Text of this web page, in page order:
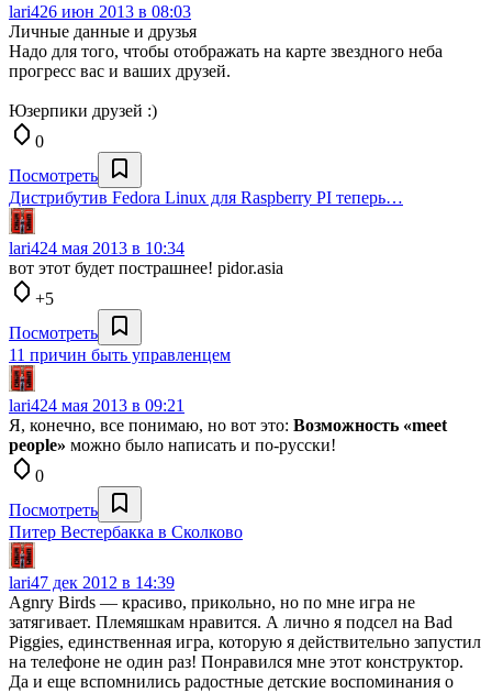
lari426 июн 2013 в 08:03
Личные данные и друзья
Надо для того, чтобы отображать на карте звездного неба
прогресс вас и ваших друзей.
Юзерпики друзей :)
0
Посмотреть
Дистрибутив Fedora Linux для Raspberry PI теперь…
lari424 мая 2013 в 10:34
вот этот будет пострашнее! pidor.asia
+5
Посмотреть
11 причин быть управленцем
lari424 мая 2013 в 09:21
Я, конечно, все понимаю, но вот это: Возможность «meet
people» можно было написать и по-русски!
0
Посмотреть
Питер Вестербакка в Сколково
lari47 дек 2012 в 14:39
Agnry Birds — красиво, прикольно, но по мне игра не
затягивает. Племяшкам нравится. А лично я подсел на Bad
Piggies, единственная игра, которую я действительно запустил
на телефоне не один раз! Понравился мне этот конструктор.
Да и еще вспомнились радостные детские воспоминания о